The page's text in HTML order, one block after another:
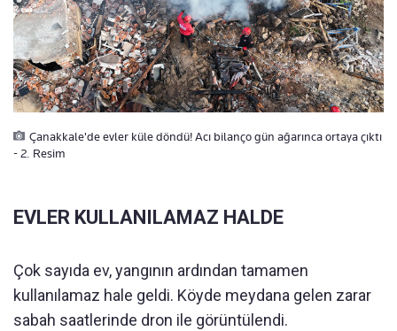
Çanakkale'de evler küle döndü! Acı bilanço gün ağarınca ortaya çıktı
- 2. Resim
EVLER KULLANILAMAZ HALDE
Çok sayıda ev, yangının ardından tamamen
kullanılamaz hale geldi. Köyde meydana gelen zarar
sabah saatlerinde dron ile görüntülendi.